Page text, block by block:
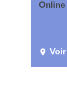
Online